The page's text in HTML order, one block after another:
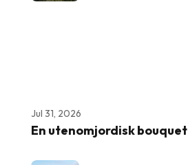
Jul 31, 2026
En utenomjordisk bouquet